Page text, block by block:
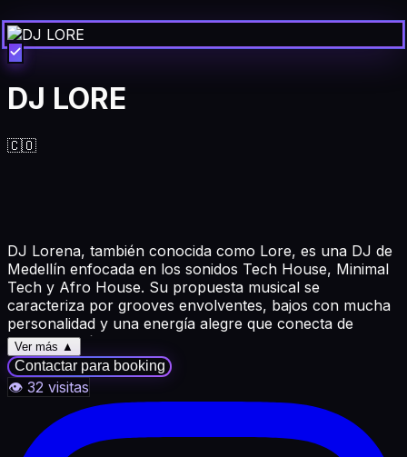
DJ LORE
🇨🇴
DJ Lorena, también conocida como Lore, es una DJ de
Medellín enfocada en los sonidos Tech House, Minimal
Tech y Afro House. Su propuesta musical se
caracteriza por grooves envolventes, bajos con mucha
personalidad y una energía alegre que conecta de
manera auténtica con la pista de baile.
Con una esencia elegante, femenina y energética, Lore
construye sets dinámicos que combinan percusiones
marcadas, atmósferas frescas y una selección musical
cuidadosamente curada, logrando experiencias
vibrantes y llenas de identidad.
Ver más ▲
Contactar para booking
👁 32 visitas